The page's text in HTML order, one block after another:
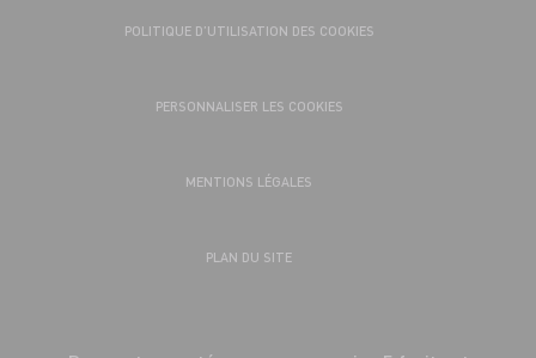
POLITIQUE D’UTILISATION DES COOKIES
PERSONNALISER LES COOKIES
MENTIONS LÉGALES
PLAN DU SITE